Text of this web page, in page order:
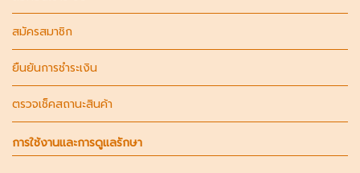
สมัครสมาชิก
ยืนยันการชำระเงิน
ตรวจเช็คสถานะสินค้า
การใช้งานและการดูแลรักษา